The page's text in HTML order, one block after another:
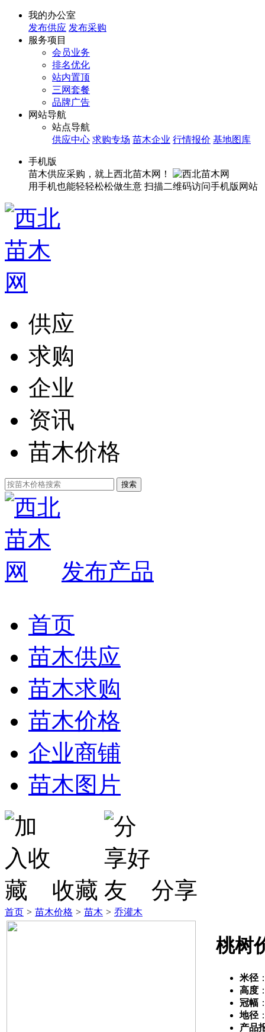
我的办公室
发布供应 发布采购
服务项目
会员业务
排名优化
站内置顶
三网套餐
品牌广告
网站导航
站点导航
供应中心 求购专场 苗木企业 行情报价 基地图库
手机版
苗木供应采购，就上西北苗木网！
用手机也能轻轻松松做生意 扫描二维码访问手机版网站
供应
求购
企业
资讯
苗木价格
发布产品
首页
苗木供应
苗木求购
苗木价格
企业商铺
苗木图片
收藏 分享
首页 > 苗木价格 > 苗木 > 乔灌木
桃树
米径
高度
冠幅
地径
产品